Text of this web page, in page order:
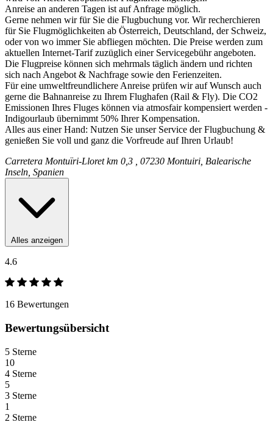
Anreise an anderen Tagen ist auf Anfrage möglich.
Gerne nehmen wir für Sie die Flugbuchung vor. Wir recherchieren
für Sie Flugmöglichkeiten ab Österreich, Deutschland, der Schweiz,
oder von wo immer Sie abfliegen möchten. Die Preise werden zum
aktuellen Internet-Tarif zuzüglich einer Servicegebühr angeboten.
Die Flugpreise können sich mehrmals täglich ändern und richten
sich nach Angebot & Nachfrage sowie den Ferienzeiten.
Für eine umweltfreundlichere Anreise prüfen wir auf Wunsch auch
gerne die Bahnanreise zu Ihrem Flughafen (Rail & Fly). Die CO2
Emissionen Ihres Fluges können via atmosfair kompensiert werden -
Indigourlaub übernimmt 50% Ihrer Kompensation.
Alles aus einer Hand: Nutzen Sie unser Service der Flugbuchung &
genießen Sie voll und ganz die Vorfreude auf Ihren Urlaub!
Carretera Montuïri-Lloret km 0,3 , 07230 Montuiri, Balearische
Inseln, Spanien
Alles anzeigen
4.6
16 Bewertungen
Bewertungsübersicht
5 Sterne
10
4 Sterne
5
3 Sterne
1
2 Sterne